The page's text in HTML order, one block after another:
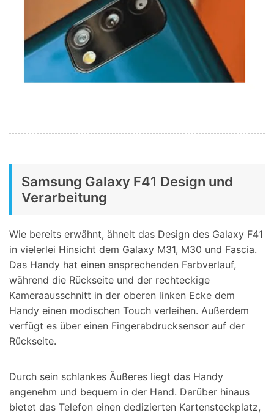
Samsung Galaxy F41 Design und
Verarbeitung
Wie bereits erwähnt, ähnelt das Design des Galaxy F41
in vielerlei Hinsicht dem Galaxy M31, M30 und Fascia.
Das Handy hat einen ansprechenden Farbverlauf,
während die Rückseite und der rechteckige
Kameraausschnitt in der oberen linken Ecke dem
Handy einen modischen Touch verleihen. Außerdem
verfügt es über einen Fingerabdrucksensor auf der
Rückseite.
Durch sein schlankes Äußeres liegt das Handy
angenehm und bequem in der Hand. Darüber hinaus
bietet das Telefon einen dedizierten Kartensteckplatz,